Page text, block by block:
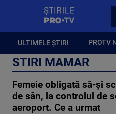
ULTIMELE ȘTIRI PROTV
STIRI MAMAR
Femeie obligată să-și
de sân, la controlul de
aeroport. Ce a urmat